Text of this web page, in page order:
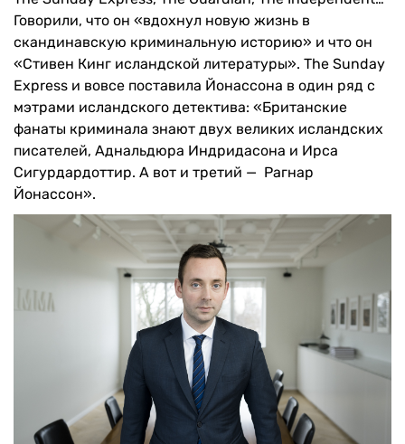
Говорили, что он «вдохнул новую жизнь в
скандинавскую криминальную историю» и что он
«Стивен Кинг исландской литературы». The Sunday
Express и вовсе поставила Йонассона в один ряд с
мэтрами исландского детектива: «Британские
фанаты криминала знают двух великих исландских
писателей, Аднальдюра Индридасона и Ирса
Сигурдардоттир. А вот и третий — Рагнар
Йонассон».